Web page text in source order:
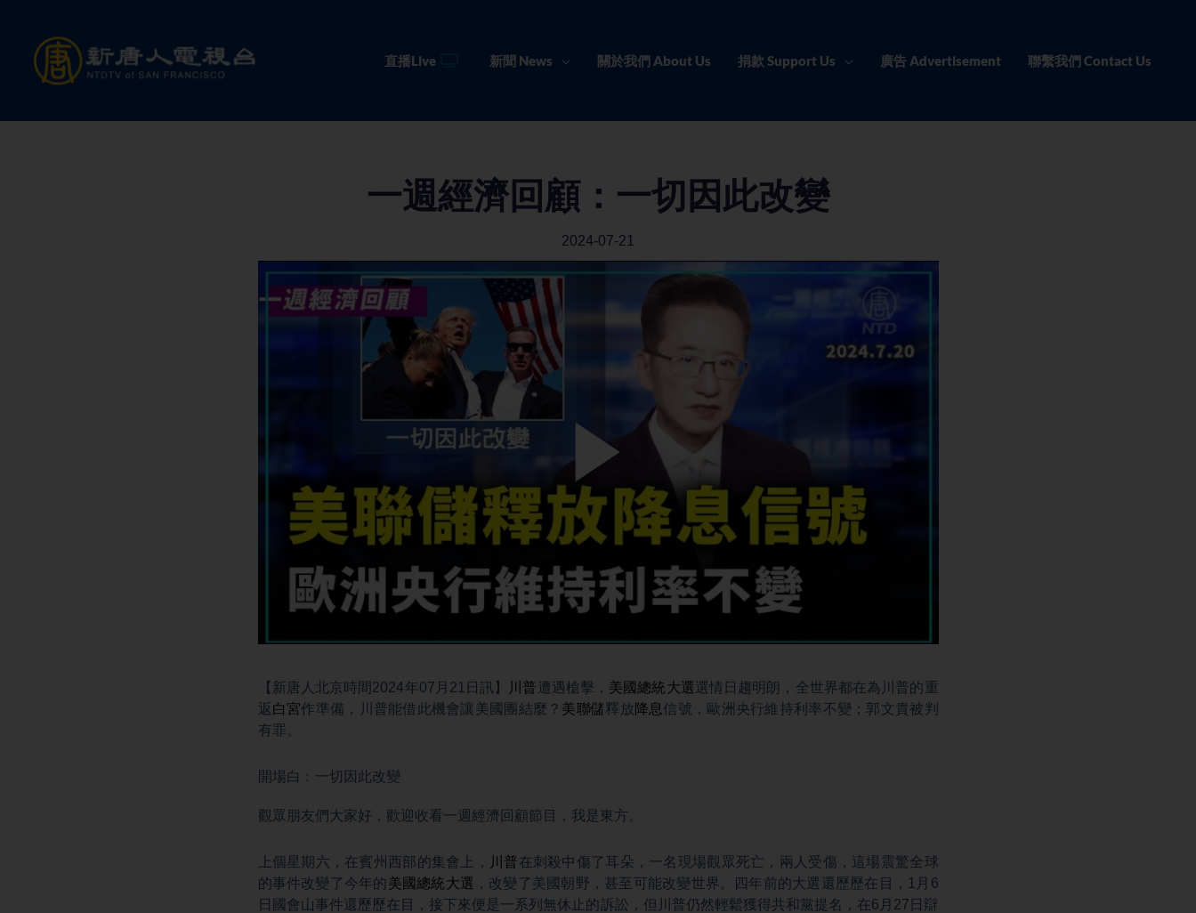
content
直播Live 新聞 News 關於我們 About Us 捐款 Support Us 廣告 Advertisement 聯繫我們 Contact Us
一週經濟回顧：一切因此改變
2024-07-21
【新唐人北京時間2024年07月21日訊】 川普 遭遇槍擊， 美國總統大選 選情日趨明朗，全世界都在為川普的重
返 白宮作準備，川普能借此機會讓美國團結麼？ 美聯儲釋放 降息信號，歐洲央行維持利率不變；郭文貴被判
有罪。
開場白﹕一切因此改變
觀眾朋友們大家好，歡迎收看一週經濟回顧節目，我是東方。
上個星期六，在賓州西部的集會上， 川普在刺殺中傷了耳朵，一名現場觀眾死亡，兩人受傷，這場震驚全球
的事件改變了今年的美國總統大選 ，改變了美國朝野，甚至可能改變世界。四年前的大選還歷歷在目，1月6
日國會山事件還歷歷在目，接下來便是一系列無休止的訴訟，但川普仍然輕鬆獲得共和黨提名，在6月27日辯